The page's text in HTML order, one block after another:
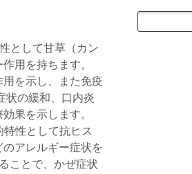
として甘草（カン
用を持ちます。
を示し、また免疫
状の緩和、口内炎
果を示します。
特性として抗ヒス
アレルギー症状を
ことで、かぜ症状